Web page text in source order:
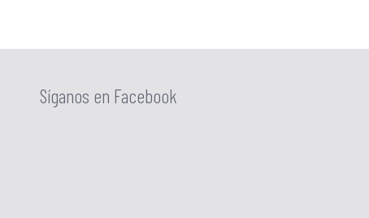
Síganos en Facebook